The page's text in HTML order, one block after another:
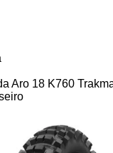
Aro 18 K760